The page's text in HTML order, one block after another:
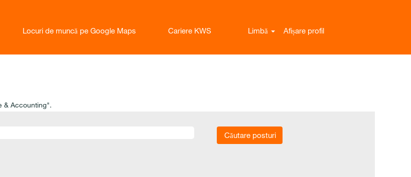
Locuri de muncă pe Google Maps Cariere KWS Limbă Afișare profil
& Accounting".